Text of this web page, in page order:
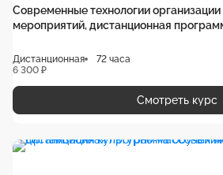
Современные технологии
мероприятий, дистанционная
Дистанционная
72 часа
6 300 ₽
Смотреть курс